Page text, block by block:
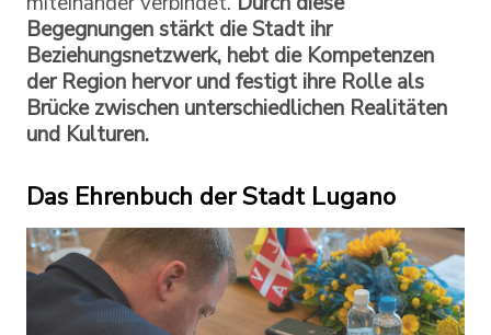
Begegnungen stärkt die Stadt ihr
Beziehungsnetzwerk, hebt die Kompetenzen
der Region hervor und festigt ihre Rolle als
Brücke zwischen unterschiedlichen Realitäten
und Kulturen.
Das Ehrenbuch der Stadt Lugano